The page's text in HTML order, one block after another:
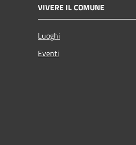
VIVERE IL COMUNE
Luoghi
Eventi